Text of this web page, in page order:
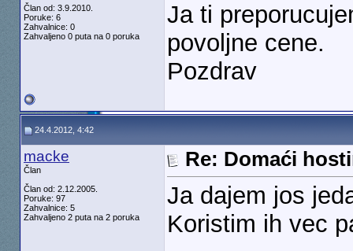
Član od: 3.9.2010.
Poruke: 6
Zahvalnice: 0
Zahvaljeno 0 puta na 0 poruka
Ja ti
povoljne cene.
Pozdrav
24.4.2012, 4:42
macke
Član
Član od: 2.12.2005.
Poruke: 97
Zahvalnice: 5
Zahvaljeno 2 puta na 2 poruka
Re: Domaći
Ja dajem jos
Koristim ih vec